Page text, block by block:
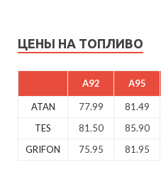
ЦЕНЫ НА ТОПЛИВО
A92 A95
ATAN 77.99 81.49
TES
81.50 85.90
GRIFON
75.95 81.95